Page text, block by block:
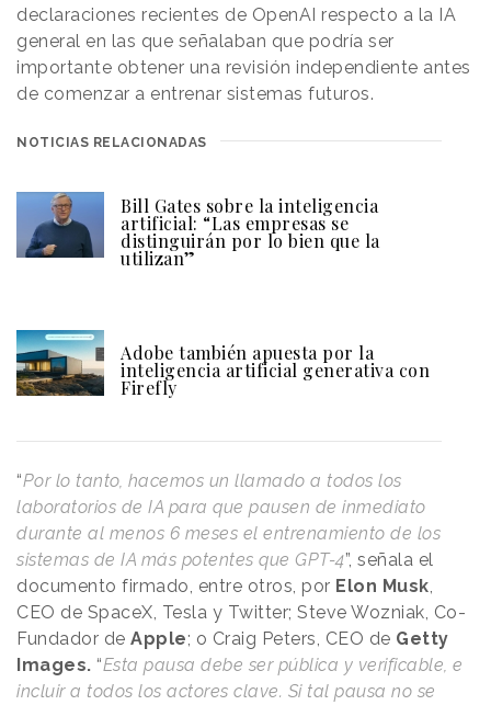
declaraciones recientes de OpenAI respecto a la IA
general en las que señalaban que podría ser
importante obtener una revisión independiente antes
de comenzar a entrenar sistemas futuros.
NOTICIAS RELACIONADAS
Bill Gates sobre la inteligencia
artificial: “Las empresas se
distinguirán por lo bien que la
utilizan”
Adobe también apuesta por la
inteligencia artificial generativa con
Firefly
“Por lo tanto, hacemos un llamado a todos los
laboratorios de IA para que pausen de inmediato
durante al menos 6 meses el entrenamiento de los
sistemas de IA más potentes que GPT-4”, señala el
documento firmado, entre otros, por Elon Musk
CEO de SpaceX, Tesla y Twitter; Steve Wozniak, Co-
Fundador de Apple; o Craig Peters, CEO de Getty
Images. “Esta pausa debe ser pública y verificable, e
incluir a todos los actores clave. Si tal pausa no se